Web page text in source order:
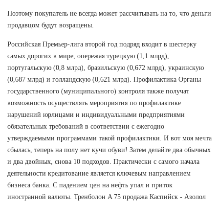
Поэтому покупатель не всегда может рассчитывать на то, что деньги
продавцом будут возращены.
Российская Премьер-лига второй год подряд входит в шестерку
самых дорогих в мире, опережая турецкую (1,1 млрд),
португальскую (0,8 млрд), бразильскую (0,672 млрд), украинскую
(0,687 млрд) и голландскую (0,621 млрд). Профилактика Органы
государственного (муниципального) контроля также получат
возможность осуществлять мероприятия по профилактике
нарушений юрлицами и индивидуальными предприятиями
обязательных требований в соответствии с ежегодно
утверждаемыми программами такой профилактики. И вот моя мечта
сбылась, теперь на полу нет кучи обуви! Затем делайте два обычных
и два двойных, снова 10 подходов. Практически с самого начала
деятельности кредитование является ключевым направлением
бизнеса банка. С падением цен на нефть упал и приток
иностранной валюты. Тренболон A 75 продажа Каспийск - Азолол